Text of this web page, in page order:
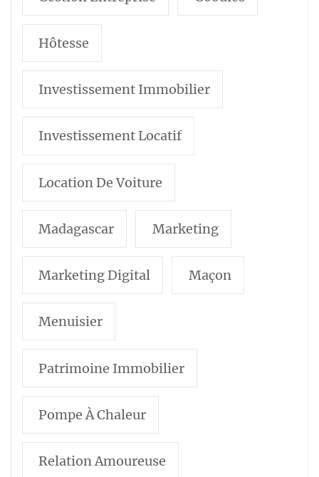
Hôtesse
Investissement Immobilier
Investissement Locatif
Location De Voiture
Madagascar Marketing
Marketing Digital Maçon
Menuisier
Patrimoine Immobilier
Pompe À Chaleur
Relation Amoureuse